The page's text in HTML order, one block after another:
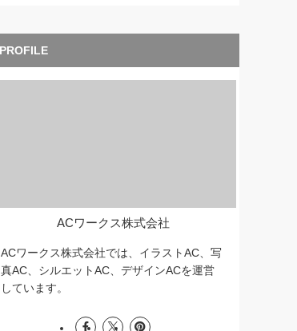
ACワークス株式会社
ACワークス株式会社では、イラストAC、写
真AC、シルエットAC、デザインACを運営
しています。